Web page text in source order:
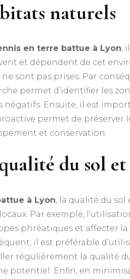
naturels
en terre battue à Lyon,
et dépendent de cet
sont pas prises. Par
permet d’identifier les
Ensuite, il est
permet de
et conservation.
du sol et
à Lyon , la qualité du
Par exemple,
phréatiques et affecter
il est préférable
régulièrement la qualité
Enfin, en